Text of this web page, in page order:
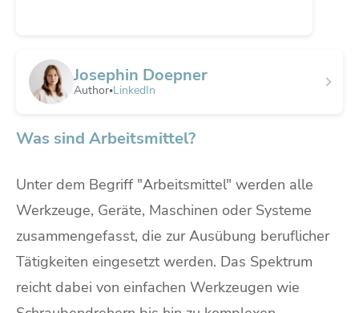
Josephin Doepner
Author•LinkedIn
Was sind Arbeitsmittel?
Unter dem Begriff "Arbeitsmittel" werden alle
Werkzeuge, Geräte, Maschinen oder Systeme
zusammengefasst, die zur Ausübung beruflicher
Tätigkeiten eingesetzt werden. Das Spektrum
reicht dabei von einfachen Werkzeugen wie